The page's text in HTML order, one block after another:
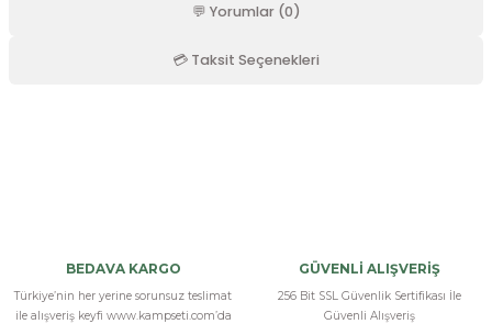
💬 Yorumlar (0)
💳 Taksit Seçenekleri
BEDAVA KARGO
Türkiye’nin her yerine sorunsuz teslimat
ile alışveriş keyfi www.kampseti.com’da
GÜVENLİ ALIŞVERİŞ
256 Bit SSL Güvenlik Sertifikası İle
Güvenli Alışveriş